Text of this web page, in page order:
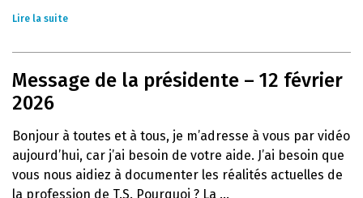
Lire la suite
Message de la présidente – 12 février
2026
Bonjour à toutes et à tous, je m’adresse à vous par vidéo
aujourd’hui, car j’ai besoin de votre aide. J’ai besoin que
vous nous aidiez à documenter les réalités actuelles de
la profession de T.S. Pourquoi ? La ...